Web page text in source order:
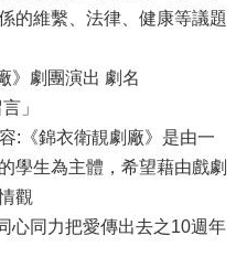
的維繫、法律、健康等議題
》劇團演出 劇名
」
:《錦衣衛靚劇廠》是由一
學生為主體，希望藉由戲劇
觀
心同力把愛傳出去之10週年